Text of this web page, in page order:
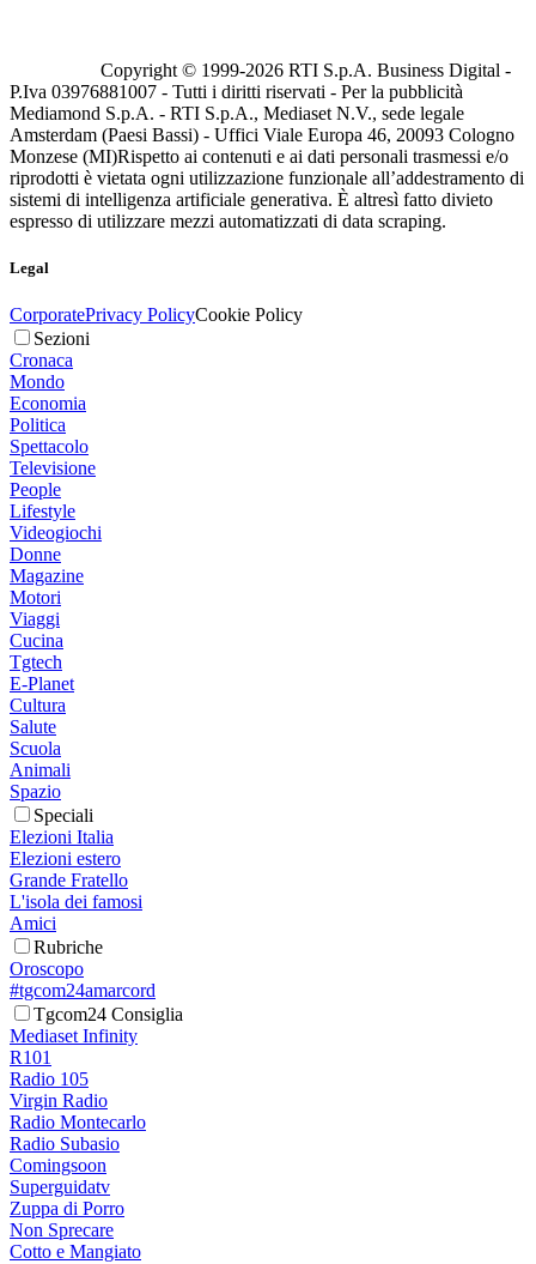
Copyright © 1999-2026 RTI S.p.A. Business Digital -
P.Iva 03976881007 - Tutti i diritti riservati - Per la pubblicità
Mediamond S.p.A. - RTI S.p.A., Mediaset N.V., sede legale
Amsterdam (Paesi Bassi) - Uffici Viale Europa 46, 20093 Cologno
Monzese (MI)Rispetto ai contenuti e ai dati personali trasmessi e/o
riprodotti è vietata ogni utilizzazione funzionale all’addestramento di
sistemi di intelligenza artificiale generativa. È altresì fatto divieto
espresso di utilizzare mezzi automatizzati di data scraping.
Legal
CorporatePrivacy PolicyCookie Policy
Sezioni
Cronaca
Mondo
Economia
Politica
Spettacolo
Televisione
People
Lifestyle
Videogiochi
Donne
Magazine
Motori
Viaggi
Cucina
Tgtech
E-Planet
Cultura
Salute
Scuola
Animali
Spazio
Speciali
Elezioni Italia
Elezioni estero
Grande Fratello
L'isola dei famosi
Amici
Rubriche
Oroscopo
#tgcom24amarcord
Tgcom24 Consiglia
Mediaset Infinity
R101
Radio 105
Virgin Radio
Radio Montecarlo
Radio Subasio
Comingsoon
Superguidatv
Zuppa di Porro
Non Sprecare
Cotto e Mangiato